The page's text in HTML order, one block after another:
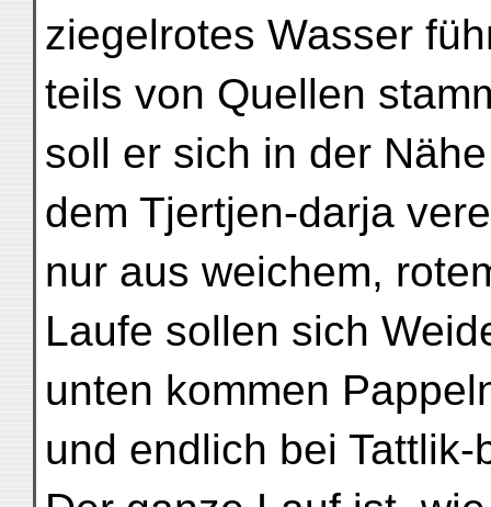
ziegelrotes Wasser
teils von Quellen
soll er sich in der
dem Tjertjen-darja
nur aus weichem,
Laufe sollen sich
unten kommen
und endlich bei